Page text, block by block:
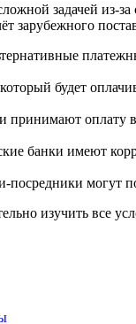
задачей
зарубежного
будет
банки имеют
могут
изучить все